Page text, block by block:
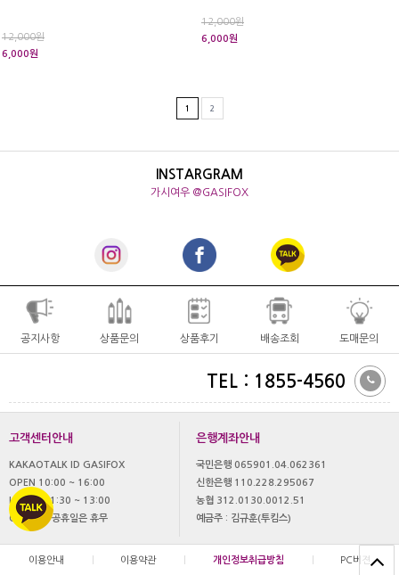
12,000원
6,000원
12,000원
6,000원
1 2
INSTARGRAM
가시여우 @GASIFOX
공지사항 상품문의 상품후기 배송조회 도매문의
TEL : 1855-4560
고객센터안내
KAKAOTALK ID GASIFOX
OPEN 10:00 ~ 16:00
LUNCH 11:30 ~ 13:00
OFF 토,일 공휴일은 휴무
은행계좌안내
국민은행 065901.04.062361
신한은행 110.228.295067
농협 312.0130.0012.51
예금주 : 김규훈(투킴스)
이용안내 이용약관 개인정보취급방침 PC버젼